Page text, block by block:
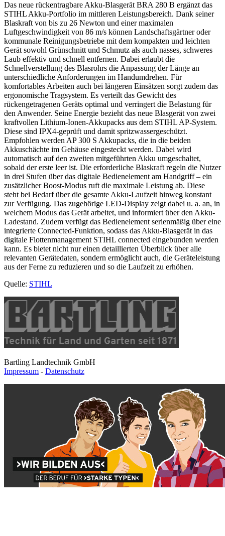
Das neue rückentragbare Akku-Blasgerät BRA 280 B ergänzt das
STIHL Akku-Portfolio im mittleren Leistungsbereich. Dank seiner
Blaskraft von bis zu 26 Newton und einer maximalen
Luftgeschwindigkeit von 86 m/s können Landschaftsgärtner oder
kommunale Reinigungsbetriebe mit dem kompakten und leichten
Gerät sowohl Grünschnitt und Schmutz als auch nasses, schweres
Laub effektiv und schnell entfernen. Dabei erlaubt die
Schnellverstellung des Blasrohrs die Anpassung der Länge an
unterschiedliche Anforderungen im Handumdrehen. Für
komfortables Arbeiten auch bei längeren Einsätzen sorgt zudem das
ergonomische Tragsystem. Es verteilt das Gewicht des
rückengetragenen Geräts optimal und verringert die Belastung für
den Anwender. Seine Energie bezieht das neue Blasgerät von zwei
kraftvollen Lithium-Ionen-Akkupacks aus dem STIHL AP-System.
Diese sind IPX4-geprüft und damit spritzwassergeschützt.
Empfohlen werden AP 300 S Akkupacks, die in die beiden
Akkuschächte im Gehäuse eingesteckt werden. Dabei wird
automatisch auf den zweiten mitgeführten Akku umgeschaltet,
sobald der erste leer ist. Die erforderliche Blaskraft regeln die Nutzer
in drei Stufen über das digitale Bedienelement am Handgriff – ein
zusätzlicher Boost-Modus ruft die maximale Leistung ab. Diese
steht bei Bedarf über die gesamte Akku-Laufzeit hinweg konstant
zur Verfügung. Das zugehörige LED-Display zeigt dabei u. a. an, in
welchem Modus das Gerät arbeitet, und informiert über den Akku-
Ladestand. Zudem verfügt das Bedienelement serienmäßig über eine
integrierte Connected-Funktion, sodass das Akku-Blasgerät in das
digitale Flottenmanagement STIHL connected eingebunden werden
kann. Es bietet nicht nur einen detaillierten Überblick über alle
relevanten Gerätedaten, sondern ermöglicht auch, die Geräteleistung
aus der Ferne zu reduzieren und so die Laufzeit zu erhöhen.
Quelle: STIHL
Bartling Landtechnik GmbH
Impressum - Datenschutz